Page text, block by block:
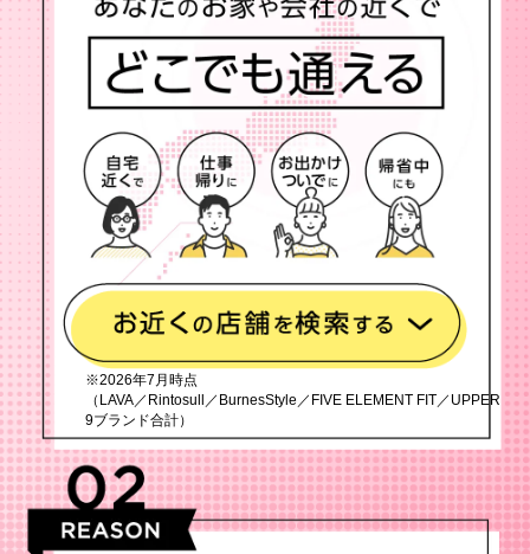
※2026年7月時点
（LAVA／Rintosull／BurnesStyle／FIVE ELEMENT FIT／UPPER
9ブランド合計）